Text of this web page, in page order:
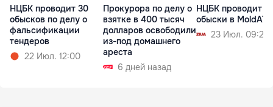
НЦБК проводит 30
обысков по делу о
фальсификации
тендеров
22 Июл. 12:00
Прокурора по делу о
взятке в 400 тысяч
долларов освободили
из-под домашнего
ареста
6 дней назад
НЦБК проводит
обыски в
23 Июл. 09:24